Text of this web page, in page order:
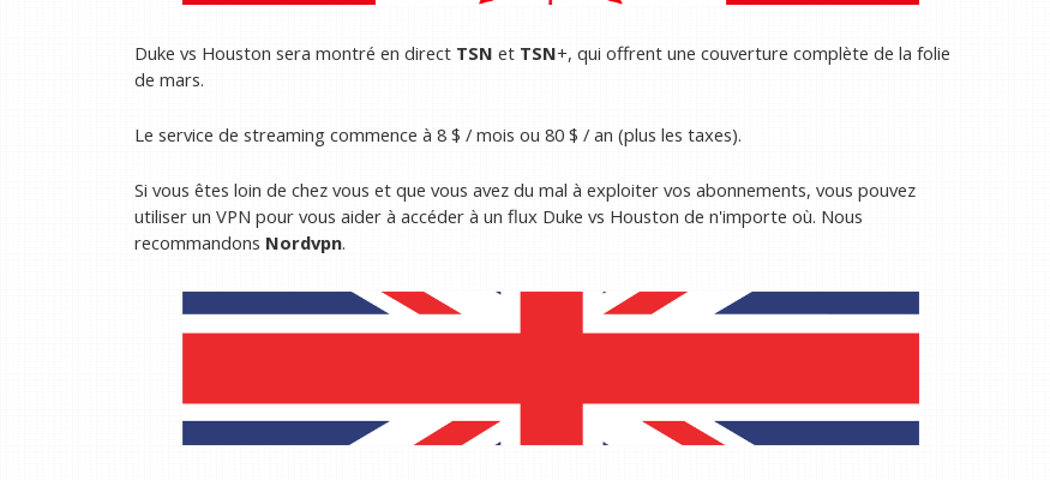
Duke vs Houston sera montré en direct TSN et TSN+, qui offrent une couverture complète de la folie
de mars.
Le service de streaming commence à 8 $ / mois ou 80 $ / an (plus les taxes).
Si vous êtes loin de chez vous et que vous avez du mal à exploiter vos abonnements, vous pouvez
utiliser un VPN pour vous aider à accéder à un flux Duke vs Houston de n'importe où. Nous
recommandons Nordvpn.